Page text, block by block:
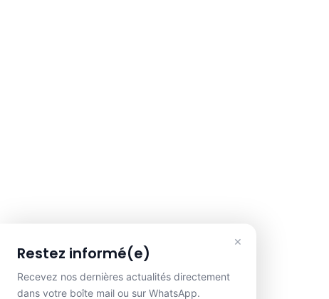
×
Restez informé(e)
Recevez nos dernières actualités directement
dans votre boîte mail ou sur WhatsApp.